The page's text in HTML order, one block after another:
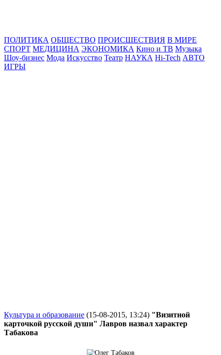
ПОЛИТИКА ОБЩЕСТВО ПРОИСШЕСТВИЯ В МИРЕ
СПОРТ МЕДИЦИНА ЭКОНОМИКА Кино и ТВ Музыка
Шоу-бизнес Мода Искусство Театр НАУКА Hi-Tech АВТО
ИГРЫ
Культура и образование (15-08-2015, 13:24) "Визитной
карточкой русской души" Лавров назвал характер
Табакова